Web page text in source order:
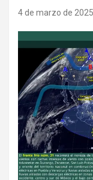
4 de marzo de 2025